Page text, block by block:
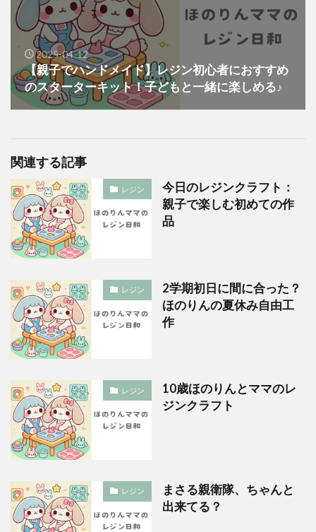
2025-04-12
【親子でハンドメイド】レジン初心者におすすめ
のスターターキット！子どもと一緒に楽しめる♪
関連する記事
レジン
今日のレジンクラフト：
親子で楽しむ初めての作
品
レジン
2学期初日に間に合った？
ほのりんの夏休み自由工
作
レジン
10歳ほのりんとママのレ
ジンクラフト
レジン
まさる親衛隊、ちゃんと
出来てる？